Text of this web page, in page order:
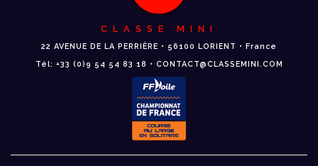
CLASSE MINI
22 AVENUE DE LA PERRIÈRE • 56100 LORIENT • France
Tél: +33 (0)9 54 54 83 18 • CONTACT@CLASSEMINI.COM